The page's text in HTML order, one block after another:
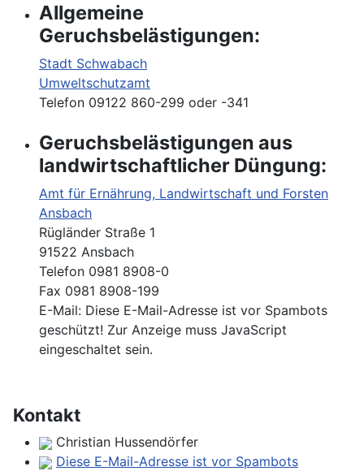
Allgemeine
Geruchsbelästigungen:
Stadt Schwabach
Umweltschutzamt
Telefon 09122 860-299 oder -341
Geruchsbelästigungen aus
landwirtschaftlicher Düngung:
Amt für Ernährung, Landwirtschaft und Forsten
Ansbach
Rügländer Straße 1
91522 Ansbach
Telefon 0981 8908-0
Fax 0981 8908-199
E-Mail: Diese E-Mail-Adresse ist vor Spambots
geschützt! Zur Anzeige muss JavaScript
eingeschaltet sein.
Kontakt
Christian Hussendörfer
Diese E-Mail-Adresse ist vor Spambots